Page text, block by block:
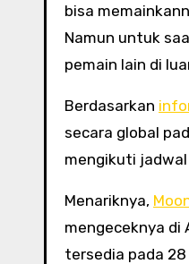
bisa
Namun untuk
pemain lain di
Berdasarkan
secara global
mengikuti
Menariknya,
mengeceknya di
tersedia pada 28